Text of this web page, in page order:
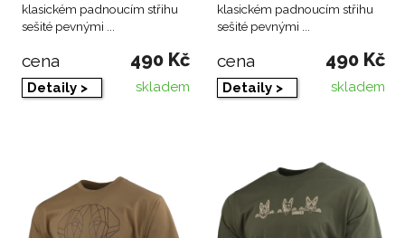
klasickém padnoucím střihu
sešité pevnými ...
cena 490 Kč
Detaily > skladem
klasickém padnoucím střihu
sešité pevnými ...
cena 490 Kč
Detaily > skladem